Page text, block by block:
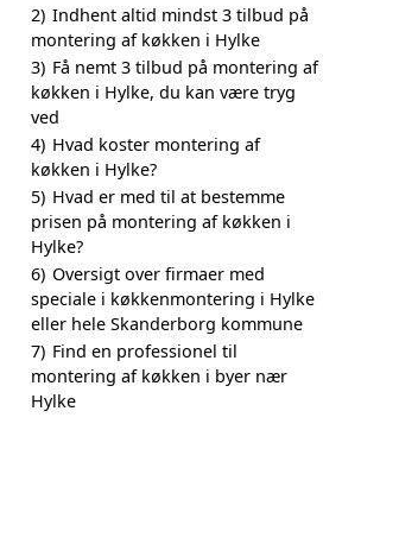
2) Indhent altid mindst 3 tilbud på
montering af køkken i Hylke
3) Få nemt 3 tilbud på montering af
køkken i Hylke, du kan være tryg
ved
4) Hvad koster montering af
køkken i Hylke?
5) Hvad er med til at bestemme
prisen på montering af køkken i
Hylke?
6) Oversigt over firmaer med
speciale i køkkenmontering i Hylke
eller hele Skanderborg kommune
7) Find en professionel til
montering af køkken i byer nær
Hylke